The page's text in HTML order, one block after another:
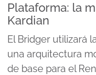
Plataforma: la
Kardian
El Bridger utilizará
una arquitectura
de base para el